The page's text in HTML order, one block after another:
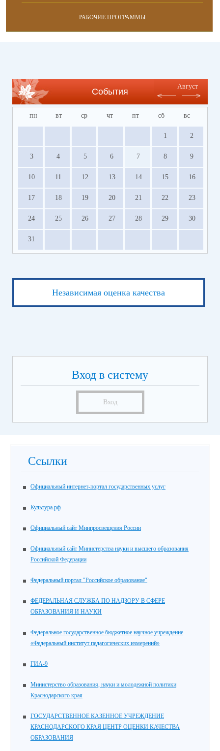
РАБОЧИЕ ПРОГРАММЫ
События
Август
пн вт ср чт пт сб вс
1 2
3 4 5 6 7 8 9
10 11 12 13 14 15 16
17 18 19 20 21 22 23
24 25 26 27 28 29 30
31
Независимая оценка качества
Вход в систему
Вход
Ссылки
Официальный интернет-портал государственных услуг
Культура.рф
Официальный сайт Минпросвещения России
Официальный сайт Министерства науки и высшего образования
Российской Федерации
Федеральный портал "Российское образование"
ФЕДЕРАЛЬНАЯ СЛУЖБА ПО НАДЗОРУ В СФЕРЕ
ОБРАЗОВАНИЯ И НАУКИ
Федеральное государственное бюджетное научное учреждение
«Федеральный институт педагогических измерений»
ГИА-9
Министерство образования, науки и молодежной политики
Краснодарского края
ГОСУДАРСТВЕННОЕ КАЗЕННОЕ УЧРЕЖДЕНИЕ
КРАСНОДАРСКОГО КРАЯ ЦЕНТР ОЦЕНКИ КАЧЕСТВА
ОБРАЗОВАНИЯ